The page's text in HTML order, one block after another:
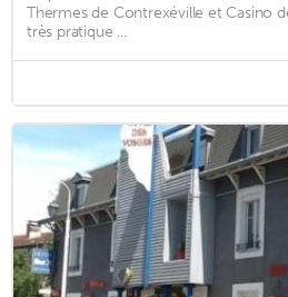
Thermes de Contrexéville et Casino
très pratique ...